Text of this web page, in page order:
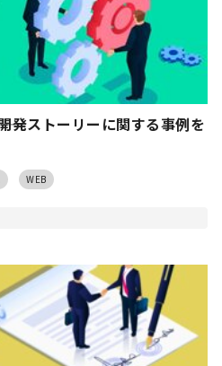
発ストーリーに関する事例を
WEB